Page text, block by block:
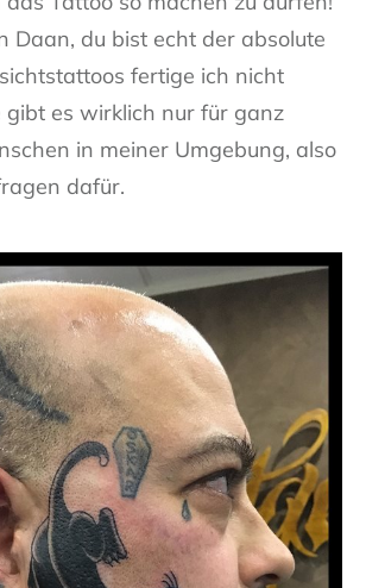
Daan, du bist echt der absolute
fertige ich nicht
gibt es wirklich nur für ganz
in meiner Umgebung, also
dafür.